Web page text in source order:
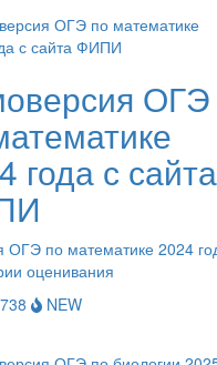
ОГЭ
года с сайта
ОГЭ по математике 2024
оценивания
NEW